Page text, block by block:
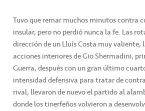
Tuvo que remar muchos minutos contra
insular, pero no perdió nunca la fe. Las
dirección de un Lluís Costa muy valiente,
acciones interiores de Gio Shermadini,
Guerra, después con un gran último
intensidad defensiva para tratar de
rival, llevaron de nuevo el partido al
donde los tinerfeños volvieron a